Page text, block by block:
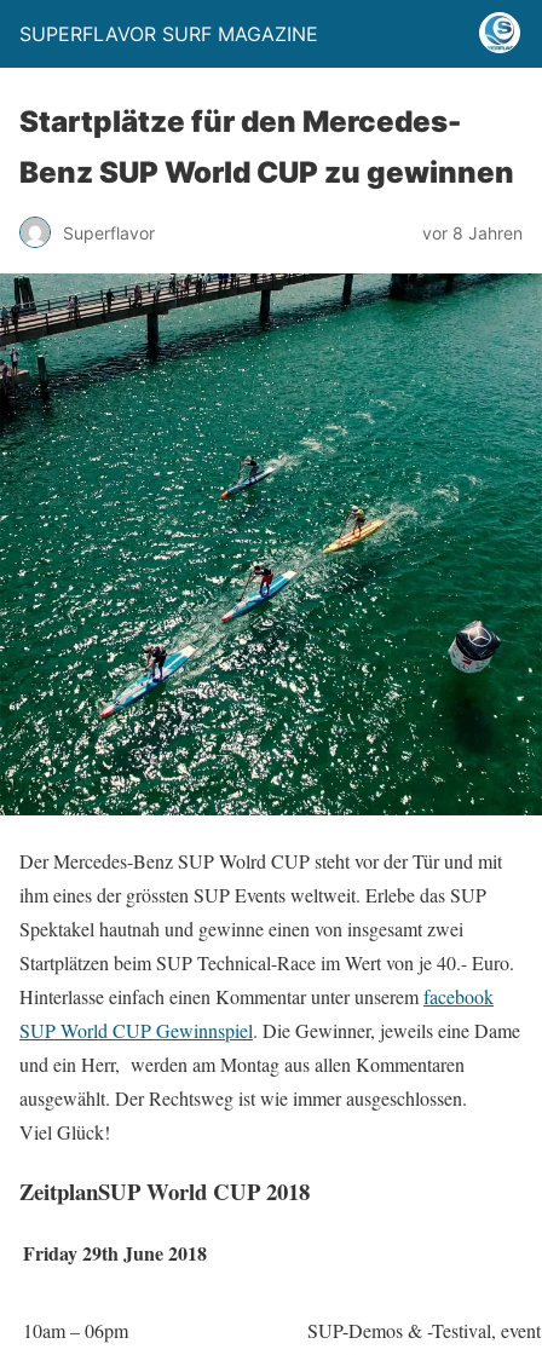
SUPERFLAVOR SURF MAGAZINE
Startplätze für den Mercedes-
Benz SUP World CUP zu gewinnen
Superflavor vor 8 Jahren
Der Mercedes-Benz SUP Wolrd CUP steht vor der Tür und mit
ihm eines der grössten SUP Events weltweit. Erlebe das SUP
Spektakel hautnah und gewinne einen von insgesamt zwei
Startplätzen beim SUP Technical-Race im Wert von je 40.- Euro.
Hinterlasse einfach einen Kommentar unter unseremfacebook
SUP World CUP Gewinnspiel. Die Gewinner, jeweils eine Dame
und ein Herr, werden am Montag aus allen Kommentaren
ausgewählt. Der Rechtsweg ist wie immer ausgeschlossen.
Viel Glück!
ZeitplanSUP World CUP 2018
Friday 29th June 2018
10am – 06pm
SUP-Demos & -Testival,